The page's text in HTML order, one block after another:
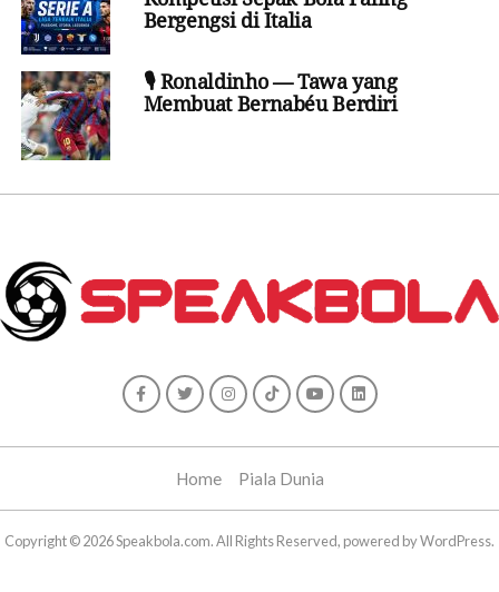
Bergengsi di Italia
🎙️ Ronaldinho — Tawa yang
Membuat Bernabéu Berdiri
Home Piala Dunia
Copyright © 2026 Speakbola.com. All Rights Reserved, powered by WordPress.